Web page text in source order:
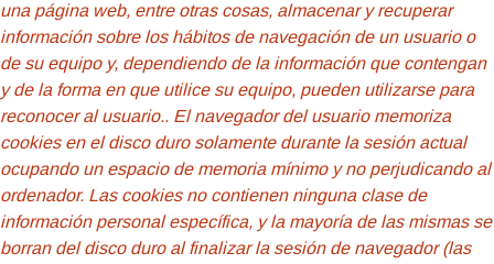
una página web, entre otras cosas, almacenar y recuperar
información sobre los hábitos de navegación de un usuario o
de su equipo y, dependiendo de la información que contengan
y de la forma en que utilice su equipo, pueden utilizarse para
reconocer al usuario.. El navegador del usuario memoriza
cookies en el disco duro solamente durante la sesión actual
ocupando un espacio de memoria mínimo y no perjudicando al
ordenador. Las cookies no contienen ninguna clase de
información personal específica, y la mayoría de las mismas se
borran del disco duro al finalizar la sesión de navegador (las